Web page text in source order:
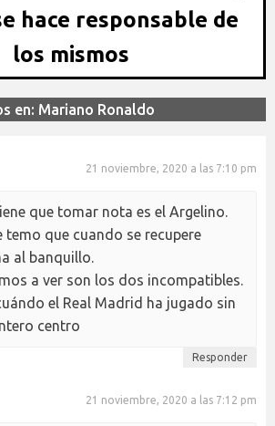
hace responsable de
los mismos
en: Mariano Ronaldo
21 noviembre, 2020 a las 7:10 pm
que tomar nota es el Argelino.
temo que cuando se recupere
al banquillo.
a ver son los dos incompatibles.
el Real Madrid ha jugado sin
centro
Responder
21 noviembre, 2020 a las 7:12 pm